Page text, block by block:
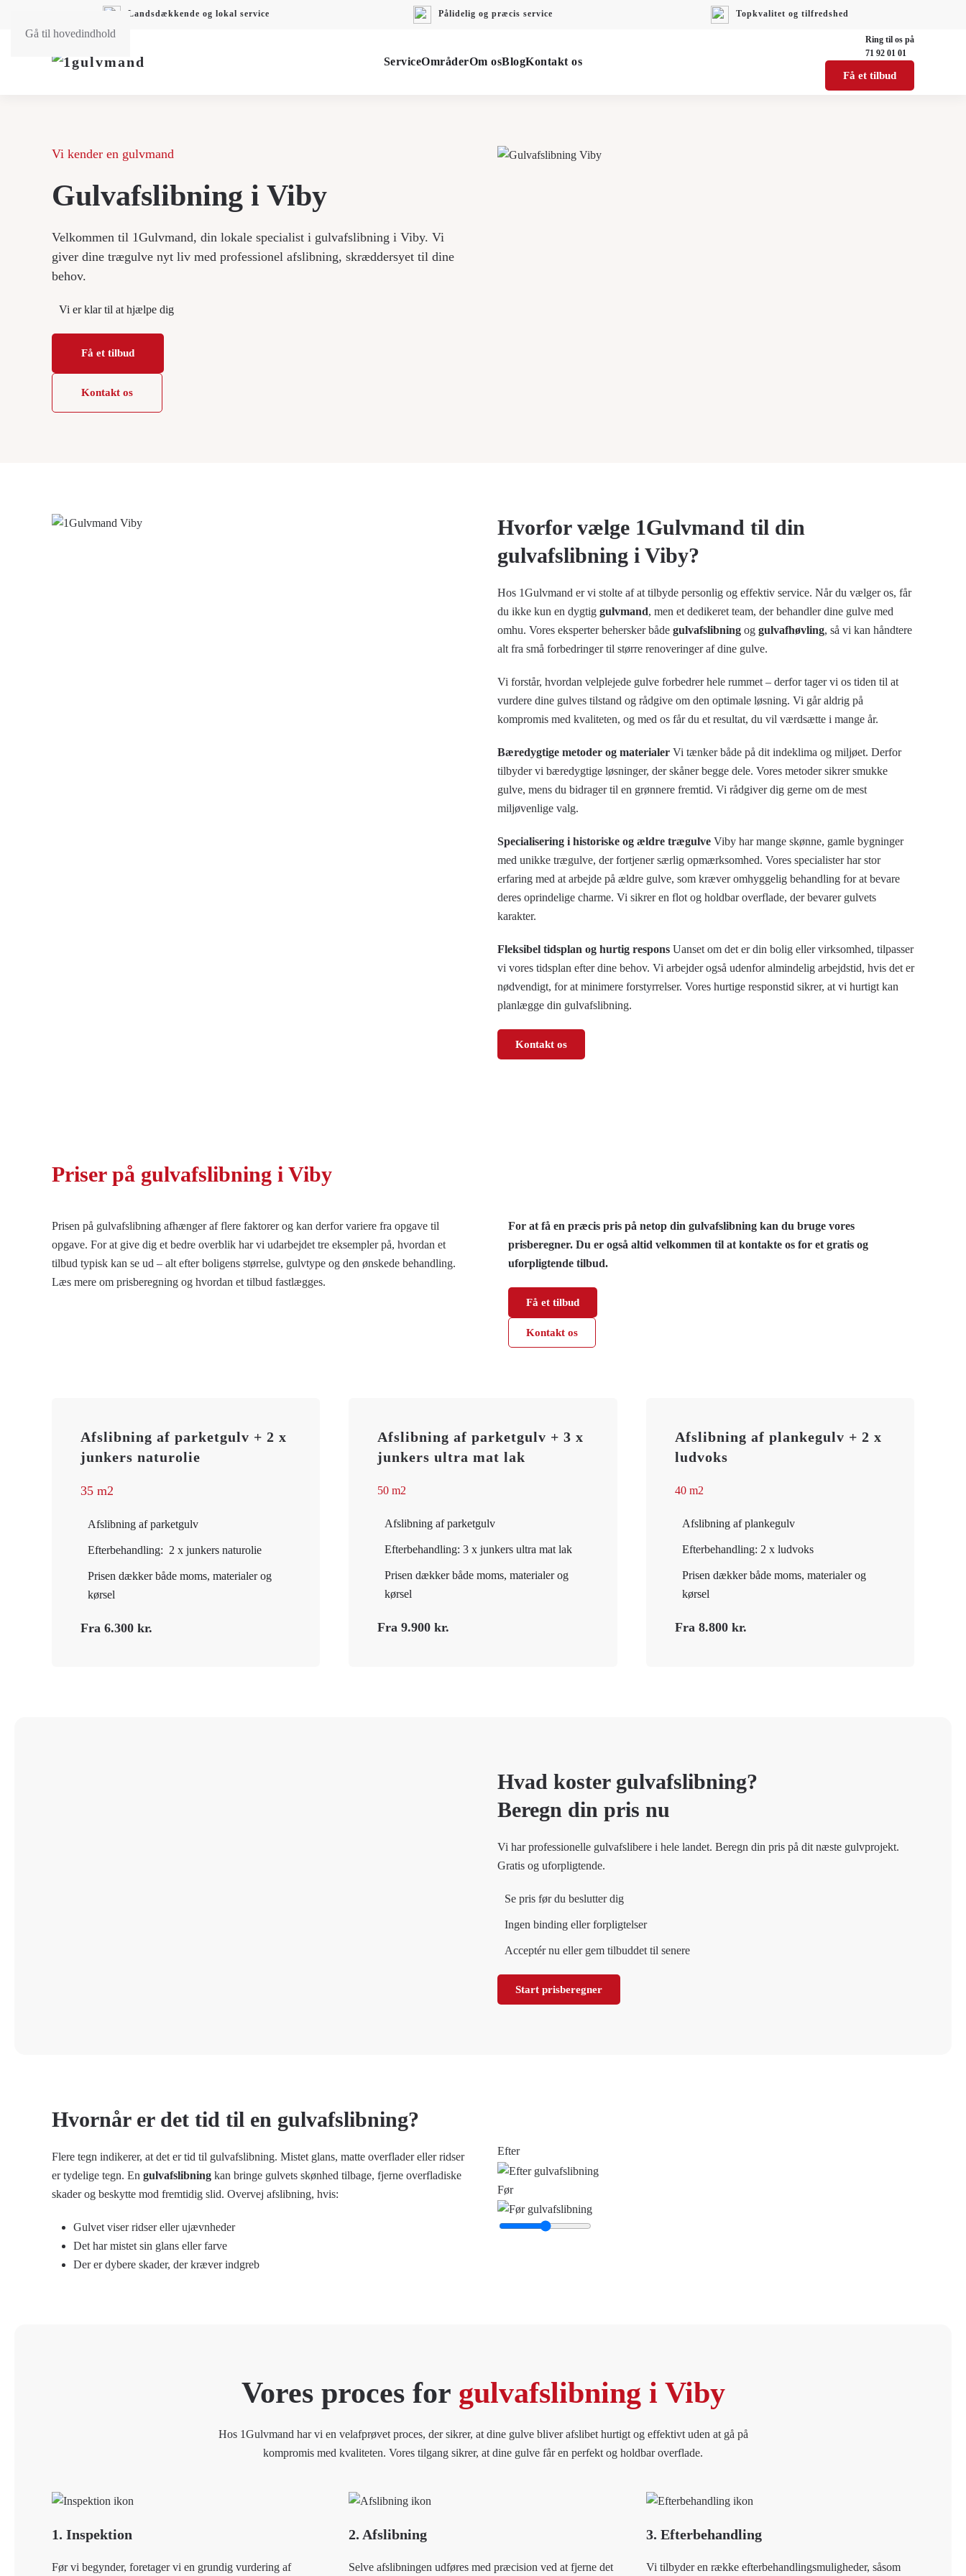
Gå til hovedindhold
ServiceOmråderOm osBlogKontakt os
Ring til os på
71 92 01 01
Få et tilbud
Landsdækkende og lokal service Pålidelig og præcis service Topkvalitet og tilfredshed
Vi kender en gulvmand
Gulvafslibning i Viby
Velkommen til 1Gulvmand, din lokale specialist i gulvafslibning i Viby. Vi
giver dine trægulve nyt liv med professionel afslibning, skræddersyet til dine
behov.
Vi er klar til at hjælpe dig
Få et tilbud
Kontakt os
Hvorfor vælge 1Gulvmand til din
gulvafslibning i Viby?
Hos 1Gulvmand er vi stolte af at tilbyde personlig og effektiv service. Når du vælger os, får
du ikke kun en dygtig gulvmand, men et dedikeret team, der behandler dine gulve med
omhu. Vores eksperter behersker både gulvafslibning og gulvafhøvling, så vi kan håndtere
alt fra små forbedringer til større renoveringer af dine gulve.
Vi forstår, hvordan velplejede gulve forbedrer hele rummet – derfor tager vi os tiden til at
vurdere dine gulves tilstand og rådgive om den optimale løsning. Vi går aldrig på
kompromis med kvaliteten, og med os får du et resultat, du vil værdsætte i mange år.
Bæredygtige metoder og materialer Vi tænker både på dit indeklima og miljøet. Derfor
tilbyder vi bæredygtige løsninger, der skåner begge dele. Vores metoder sikrer smukke
gulve, mens du bidrager til en grønnere fremtid. Vi rådgiver dig gerne om de mest
miljøvenlige valg.
Specialisering i historiske og ældre trægulve Viby har mange skønne, gamle bygninger
med unikke trægulve, der fortjener særlig opmærksomhed. Vores specialister har stor
erfaring med at arbejde på ældre gulve, som kræver omhyggelig behandling for at bevare
deres oprindelige charme. Vi sikrer en flot og holdbar overflade, der bevarer gulvets
karakter.
Fleksibel tidsplan og hurtig respons Uanset om det er din bolig eller virksomhed, tilpasser
vi vores tidsplan efter dine behov. Vi arbejder også udenfor almindelig arbejdstid, hvis det er
nødvendigt, for at minimere forstyrrelser. Vores hurtige responstid sikrer, at vi hurtigt kan
planlægge din gulvafslibning.
Kontakt os
Priser på gulvafslibning i Viby
Prisen på gulvafslibning afhænger af flere faktorer og kan derfor variere fra opgave til
opgave. For at give dig et bedre overblik har vi udarbejdet tre eksempler på, hvordan et
tilbud typisk kan se ud – alt efter boligens størrelse, gulvtype og den ønskede behandling.
Læs mere om prisberegning og hvordan et tilbud fastlægges.
For at få en præcis pris på netop din gulvafslibning kan du bruge vores
prisberegner. Du er også altid velkommen til at kontakte os for et gratis og
uforpligtende tilbud.
Få et tilbud
Kontakt os
Afslibning af parketgulv + 2 x
junkers naturolie
35 m2
Afslibning af parketgulv
Efterbehandling: 2 x junkers naturolie
Prisen dækker både moms, materialer og
kørsel
Fra 6.300 kr.
Afslibning af parketgulv + 3 x
junkers ultra mat lak
50 m2
Afslibning af parketgulv
Efterbehandling: 3 x junkers ultra mat lak
Prisen dækker både moms, materialer og
kørsel
Fra 9.900 kr.
Afslibning af plankegulv + 2 x
ludvoks
40 m2
Afslibning af plankegulv
Efterbehandling: 2 x ludvoks
Prisen dækker både moms, materialer og
kørsel
Fra 8.800 kr.
Hvad koster gulvafslibning?
Beregn din pris nu
Vi har professionelle gulvafslibere i hele landet. Beregn din pris på dit næste gulvprojekt.
Gratis og uforpligtende.
Se pris før du beslutter dig
Ingen binding eller forpligtelser
Acceptér nu eller gem tilbuddet til senere
Start prisberegner
Hvornår er det tid til en gulvafslibning?
Flere tegn indikerer, at det er tid til gulvafslibning. Mistet glans, matte overflader eller ridser
er tydelige tegn. En gulvafslibning kan bringe gulvets skønhed tilbage, fjerne overfladiske
skader og beskytte mod fremtidig slid. Overvej afslibning, hvis:
Gulvet viser ridser eller ujævnheder
Det har mistet sin glans eller farve
Der er dybere skader, der kræver indgreb
Efter
Før
Vores proces for gulvafslibning i Viby
Hos 1Gulvmand har vi en velafprøvet proces, der sikrer, at dine gulve bliver afslibet hurtigt og effektivt uden at gå på
kompromis med kvaliteten. Vores tilgang sikrer, at dine gulve får en perfekt og holdbar overflade.
1. Inspektion
Før vi begynder, foretager vi en grundig vurdering af
2. Afslibning
Selve afslibningen udføres med præcision ved at fjerne det
3. Efterbehandling
Vi tilbyder en række efterbehandlingsmuligheder, såsom